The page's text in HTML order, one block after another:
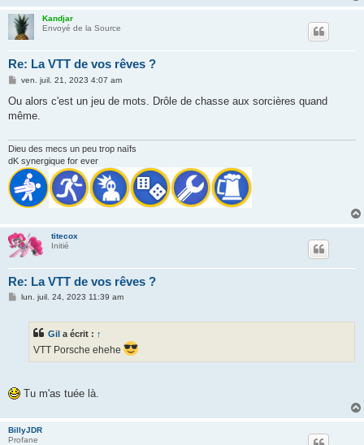
Kandjar
Envoyé de la Source
Re: La VTT de vos rêves ?
M
s
a
ven. juil. 21, 2023 4:07 am
Ou alors c'est un jeu de mots. Drôle de chasse aux sorcières quand
même.
Dieu des mecs un peu trop naïfs
dK synergique for ever
titecox
Initié
Re: La VTT de vos rêves ?
Mlun. juil. 24, 2023 11:39 am
Gil a écrit : ↑
VTT Porsche ehehe
Tu m'as tuée là.
BillyJDR
Profane